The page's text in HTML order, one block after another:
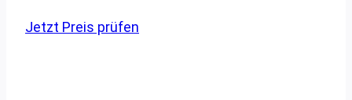
Jetzt Preis prüfen